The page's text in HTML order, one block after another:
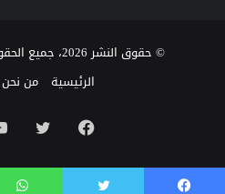
© حقوق النشر 2026، جميع الحقوق محفوظة |
الرئيسية
من نحن
فيسبوك تويتر